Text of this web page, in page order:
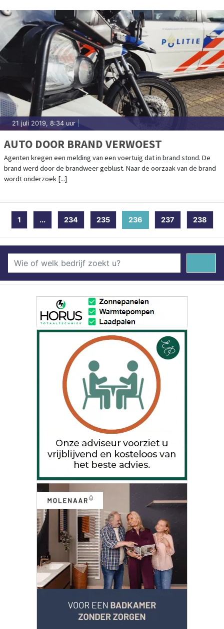
21 juli 2019, 8:34 uur
AUTO DOOR BRAND VERWOEST
Agenten kregen een melding van een voertuig dat in brand stond. De
brand werd door de brandweer geblust. Naar de oorzaak van de brand
wordt onderzoek [...]
1 ... 234 235 236 (current)
237 238